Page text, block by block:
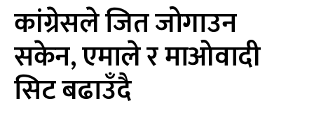
कांग्रेसले जित जोगाउन
सकेन, एमाले र माओवादी
सिट बढाउँदै